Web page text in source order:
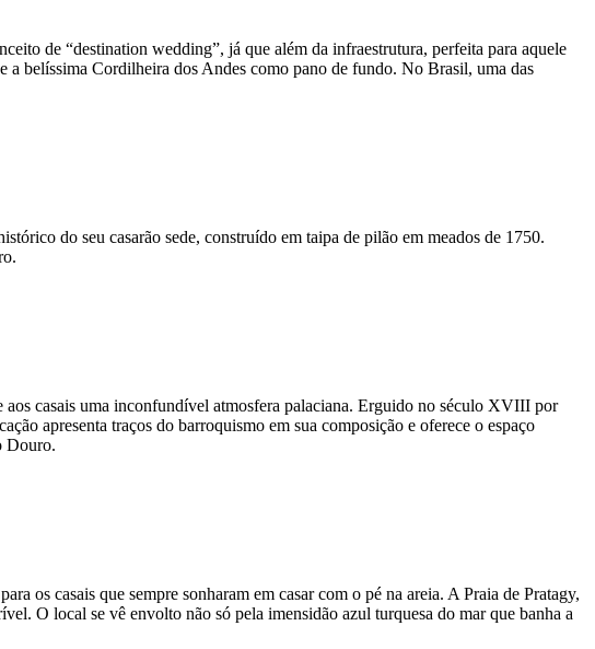
de “destination wedding”, já que além da infraestrutura, perfeita para aquele
a belíssima Cordilheira dos Andes como pano de fundo. No Brasil, uma das
do seu casarão sede, construído em taipa de pilão em meados de 1750.
casais uma inconfundível atmosfera palaciana. Erguido no século XVIII por
apresenta traços do barroquismo em sua composição e oferece o espaço
Douro.
os casais que sempre sonharam em casar com o pé na areia. A Praia de Pratagy,
O local se vê envolto não só pela imensidão azul turquesa do mar que banha a